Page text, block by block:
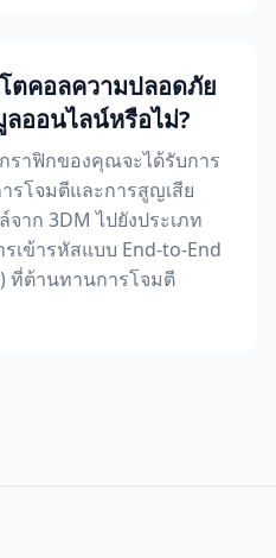
ตคอลความปลอดภัย
ออนไลน์หรือไม่?
ราฟิกของคุณจะได้รับการ
รโจมตีและการสูญเสีย
าก 3DM ไปยังประเภท
เข้ารหัสแบบ End-to-End
ที่ต้านทานการโจมตี